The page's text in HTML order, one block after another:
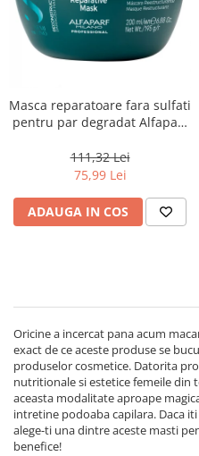
Masca reparatoare fara sulfati
pentru par degradat Alfaparf
Reconstruction, 200 ml
111,32 Lei
75,99 Lei
ADAUGA IN COS
Oricine a incercat pana acum
exact de ce aceste produse se
produselor cosmetice. Datorita
nutritionale si estetice femeile din
aceasta modalitate aproape
intretine podoaba capilara. Daca
alege-ti una dintre aceste masti
benefice!